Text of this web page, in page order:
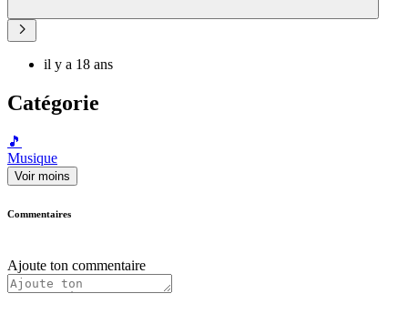
il y a 18 ans
Catégorie
🎵
Musique
Voir moins
Commentaires
Ajoute ton commentaire